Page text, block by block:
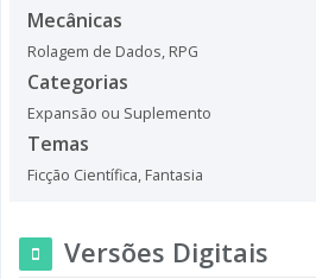
Mecânicas
Rolagem de Dados, RPG
Categorias
Expansão ou Suplemento
Temas
Ficção Científica, Fantasia
Versões Digitais